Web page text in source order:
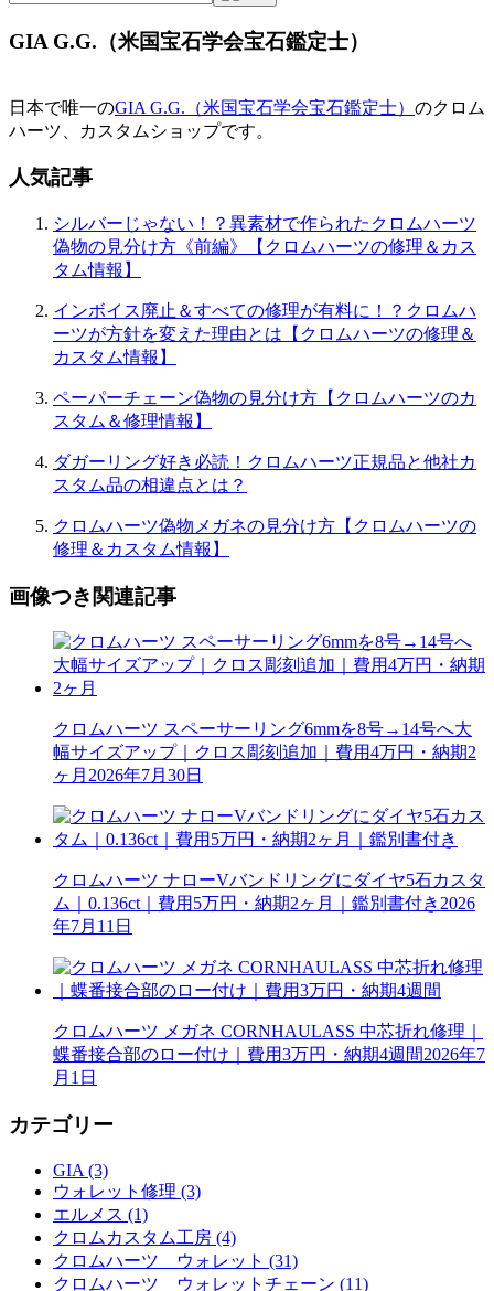
GIA G.G.（米国宝石学会宝石鑑定士）
日本で唯一のGIA G.G.（米国宝石学会宝石鑑定士） のクロム
ハーツ、カスタムショップです。
人気記事
シルバーじゃない！？異素材で作られたクロムハーツ
偽物の見分け方《前編》【クロムハーツの修理＆カス
タム情報】
インボイス廃止＆すべての修理が有料に！？クロムハ
ーツが方針を変えた理由とは【クロムハーツの修理＆
カスタム情報】
ペーパーチェーン偽物の見分け方【クロムハーツのカ
スタム＆修理情報】
ダガーリング好き必読！クロムハーツ正規品と他社カ
スタム品の相違点とは？
クロムハーツ偽物メガネの見分け方【クロムハーツの
修理＆カスタム情報】
画像つき関連記事
クロムハーツ スペーサーリング6mmを8号→14号へ大
幅サイズアップ｜クロス彫刻追加｜費用4万円・納期2
ヶ月 2026年7月30日
クロムハーツ ナローVバンドリングにダイヤ5石カスタ
ム｜0.136ct｜費用5万円・納期2ヶ月｜鑑別書付き 2026
年7月11日
クロムハーツ メガネ CORNHAULASS 中芯折れ修理｜
蝶番接合部のロー付け｜費用3万円・納期4週間2026年7
月1日
カテゴリー
GIA (3)
ウォレット修理 (3)
エルメス (1)
クロムカスタム工房 (4)
クロムハーツ ウォレット (31)
クロムハーツ ウォレットチェーン (11)